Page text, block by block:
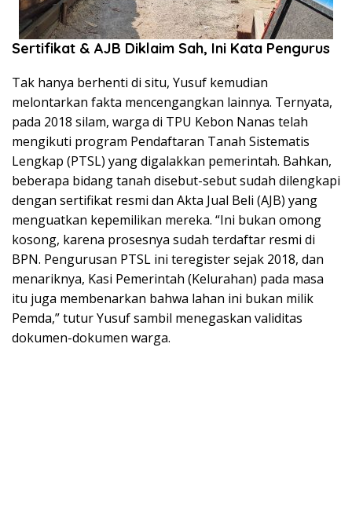
Sertifikat & AJB Diklaim Sah, Ini Kata Pengurus
Tak hanya berhenti di situ, Yusuf kemudian
melontarkan fakta mencengangkan lainnya. Ternyata,
pada 2018 silam, warga di TPU Kebon Nanas telah
mengikuti program Pendaftaran Tanah Sistematis
Lengkap (PTSL) yang digalakkan pemerintah. Bahkan,
beberapa bidang tanah disebut-sebut sudah dilengkapi
dengan sertifikat resmi dan Akta Jual Beli (AJB) yang
menguatkan kepemilikan mereka. “Ini bukan omong
kosong, karena prosesnya sudah terdaftar resmi di
BPN. Pengurusan PTSL ini teregister sejak 2018, dan
menariknya, Kasi Pemerintah (Kelurahan) pada masa
itu juga membenarkan bahwa lahan ini bukan milik
Pemda,” tutur Yusuf sambil menegaskan validitas
dokumen-dokumen warga.